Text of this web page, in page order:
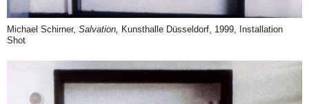
Michael Schirner, Salvation, Kunsthalle Düsseldorf, 1999, Installation
Shot